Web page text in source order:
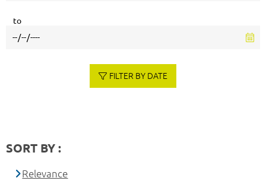
to
FILTER BY DATE
SORT BY :
Relevance